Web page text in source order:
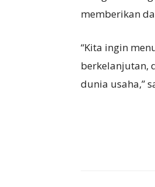
memberikan
“Kita ingin
berkelanjutan,
dunia usaha,”